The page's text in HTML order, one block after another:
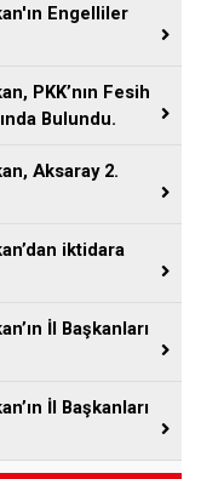
Engelliler
PKK’nın Fesih
Bulundu.
Aksaray 2.
iktidara
İl Başkanları
İl Başkanları